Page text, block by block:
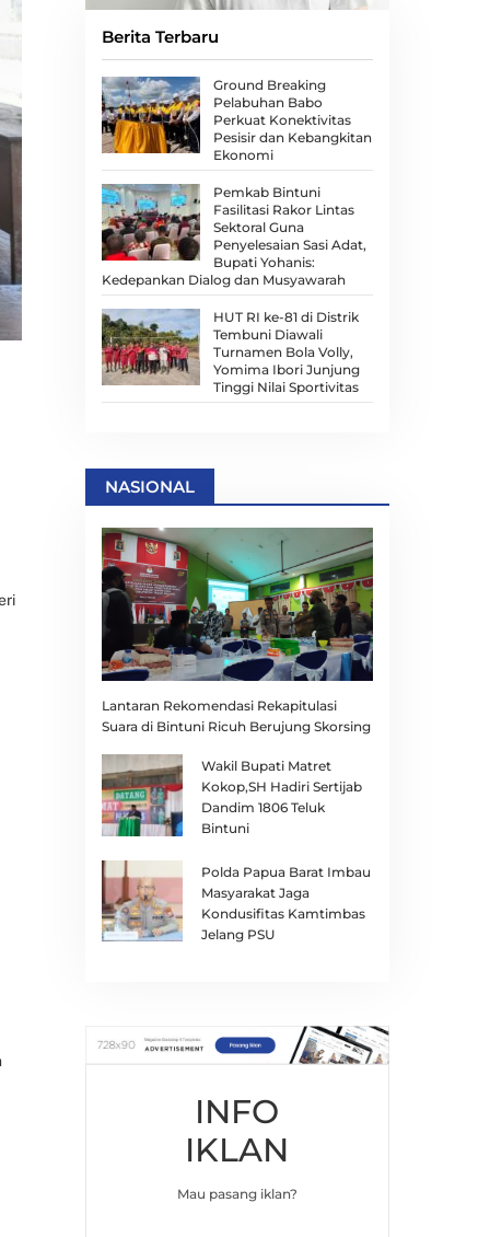
Berita Terbaru
Ground Breaking
Pelabuhan Babo
Perkuat Konektivitas
Pesisir dan Kebangkitan
Ekonomi
Pemkab Bintuni
Fasilitasi Rakor Lintas
Sektoral Guna
Penyelesaian Sasi Adat,
Bupati Yohanis:
Kedepankan Dialog dan Musyawarah
HUT RI ke-81 di Distrik
Tembuni Diawali
Turnamen Bola Volly,
Yomima Ibori Junjung
Tinggi Nilai Sportivitas
NASIONAL
Lantaran Rekomendasi Rekapitulasi
Suara di Bintuni Ricuh Berujung Skorsing
Wakil Bupati Matret
Kokop,SH Hadiri Sertijab
Dandim 1806 Teluk
Bintuni
Polda Papua Barat Imbau
Masyarakat Jaga
Kondusifitas Kamtimbas
Jelang PSU
INFO
IKLAN
Mau pasang iklan?